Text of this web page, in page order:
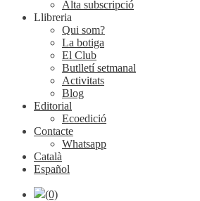
Alta subscripció
Llibreria
Qui som?
La botiga
El Club
Butlletí setmanal
Activitats
Blog
Editorial
Ecoedició
Contacte
Whatsapp
Català
Español
(0)